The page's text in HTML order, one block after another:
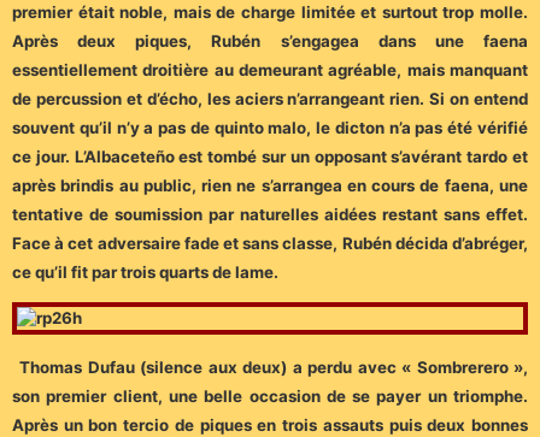
premier était noble, mais de charge limitée et surtout trop molle.
Après deux piques, Rubén s’engagea dans une faena
essentiellement droitière au demeurant agréable, mais manquant
de percussion et d’écho, les aciers n’arrangeant rien. Si on entend
souvent qu’il n’y a pas de quinto malo, le dicton n’a pas été vérifié
ce jour. L’Albaceteño est tombé sur un opposant s’avérant tardo et
après brindis au public, rien ne s’arrangea en cours de faena, une
tentative de soumission par naturelles aidées restant sans effet.
Face à cet adversaire fade et sans classe, Rubén décida d’abréger,
ce qu’il fit par trois quarts de lame.
Thomas Dufau (silence aux deux) a perdu avec « Sombrerero »,
son premier client, une belle occasion de se payer un triomphe.
Après un bon tercio de piques en trois assauts puis deux bonnes